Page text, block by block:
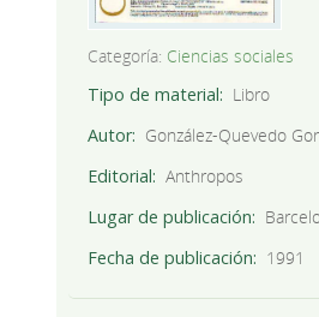
Categoría: Ciencias sociales
Tipo de material
Libro
Autor
González-Quevedo
Editorial
Anthropos
Lugar de publicación
Fecha de publicación
1991